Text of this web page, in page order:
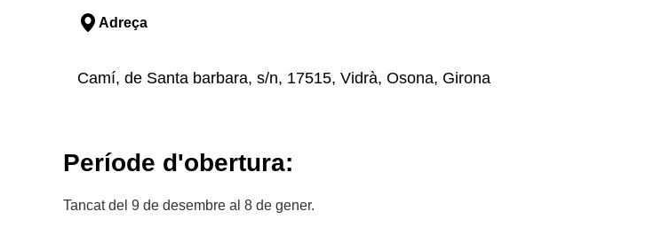
Adreça
Camí, de Santa barbara, s/n, 17515, Vidrà, Osona, Girona
Període d'obertura:
Tancat del 9 de desembre al 8 de gener.